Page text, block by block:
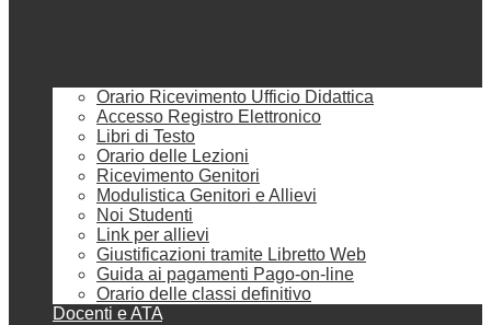
Orario Ricevimento Ufficio Didattica
Accesso Registro Elettronico
Libri di Testo
Orario delle Lezioni
Ricevimento Genitori
Modulistica Genitori e Allievi
Noi Studenti
Link per allievi
Giustificazioni tramite Libretto Web
Guida ai pagamenti Pago-on-line
Orario delle classi definitivo
Docenti e ATA